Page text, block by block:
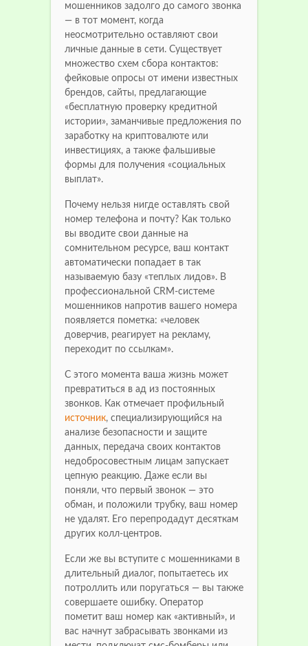
мошенников задолго до самого звонка
— в тот момент, когда
неосмотрительно оставляют свои
личные данные в сети. Существует
множество схем сбора контактов:
фейковые опросы от имени известных
брендов, сайты, предлагающие
«бесплатную проверку кредитной
истории», заманчивые предложения по
заработку на криптовалюте или
инвестициях, а также фальшивые
формы для получения «социальных
выплат».
Почему нельзя нигде оставлять свой
номер телефона и почту? Как только
вы вводите свои данные на
сомнительном ресурсе, ваш контакт
автоматически попадает в так
называемую базу «теплых лидов». В
профессиональной CRM-системе
мошенников напротив вашего номера
появляется пометка: «человек
доверчив, реагирует на рекламу,
переходит по ссылкам».
С этого момента ваша жизнь может
превратиться в ад из постоянных
звонков. Как отмечает профильный
источник, специализирующийся на
анализе безопасности и защите
данных, передача своих контактов
недобросовестным лицам запускает
цепную реакцию. Даже если вы
поняли, что первый звонок — это
обман, и положили трубку, ваш номер
не удалят. Его перепродадут десяткам
других колл-центров.
Если же вы вступите с мошенниками в
длительный диалог, попытаетесь их
потроллить или поругаться — вы также
совершаете ошибку. Оператор
пометит ваш номер как «активный», и
вас начнут забрасывать звонками из